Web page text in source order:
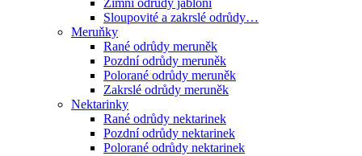
Zimní odrůdy jabloní
Sloupovité a zakrslé odrůdy…
Meruňky
Rané odrůdy meruněk
Pozdní odrůdy meruněk
Polorané odrůdy meruněk
Zakrslé odrůdy meruněk
Nektarinky
Rané odrůdy nektarinek
Pozdní odrůdy nektarinek
Polorané odrůdy nektarinek